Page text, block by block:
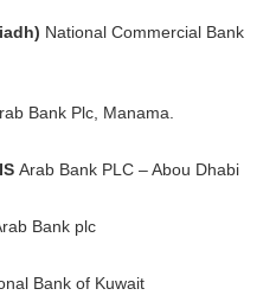
National Commercial Bank
Bank Plc, Manama.
Arab Bank PLC – Abou Dhabi
Bank plc
Bank of Kuwait